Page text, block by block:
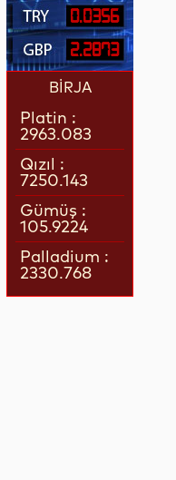
0.0356
2.2873
BİRJA
Platin :
2963.083
Qızıl :
7250.143
Gümüş :
105.9224
Palladium :
2330.768